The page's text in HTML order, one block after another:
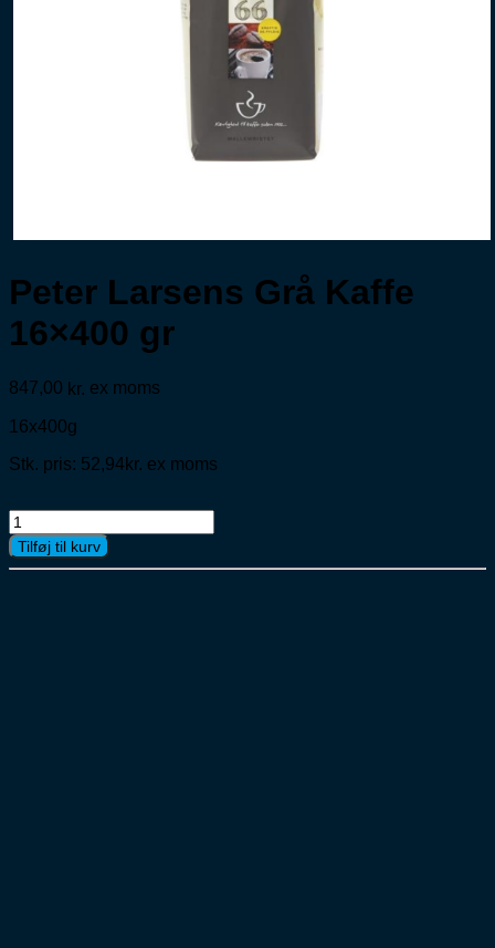
Peter Larsens Grå Kaffe
16×400 gr
847,00 kr. ex moms
16x400g
Stk. pris: 52,94kr. ex moms
Peter
Larsens
Grå
Tilføj til kurv